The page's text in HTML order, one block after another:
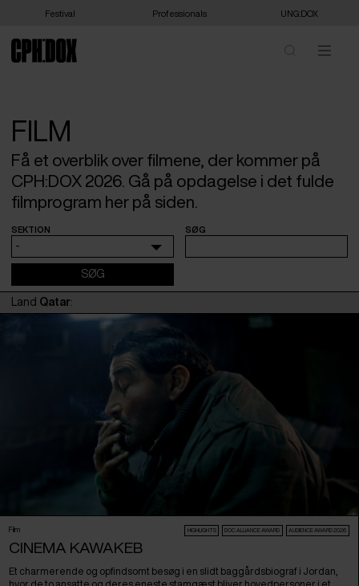
Festival Professionals UNG:DOX
FILM
Få et overblik over filmene, der kommer på
CPH:DOX 2026. Gå på opdagelse i det fulde
filmprogram her på siden.
SEKTION
-
SØG
Land Qatar:
Film HIGHLIGHTS DOC ALLIANCE AWARD AUDIENCE AWARD 2026
CINEMA KAWAKEB
Et charmerende og opfindsomt besøg i en slidt baggårdsbiograf i Jordan,